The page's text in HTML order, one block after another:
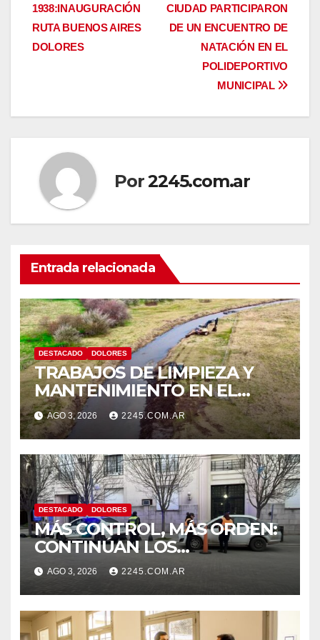
de
entradas
CIUDAD PARTICIPARON
DE UN ENCUENTRO DE
NATACIÓN EN EL
POLIDEPORTIVO
MUNICIPAL
1938:INAUGURACIÓN
RUTA BUENOS AIRES
DOLORES
Por2245.com.ar
Entrada relacionada
DESTACADO DOLORES
TRABAJOS DE LIMPIEZA Y
MANTENIMIENTO EN EL
CANAL LA PICASA
AGO 3, 2026 2245.COM.AR
DESTACADO DOLORES
MÁS CONTROL, MÁS ORDEN:
CONTINÚAN LOS
OPERATIVOS PREVENTIVOS
DE TRÁNSITO EN DOLORES
AGO 3, 2026 2245.COM.AR